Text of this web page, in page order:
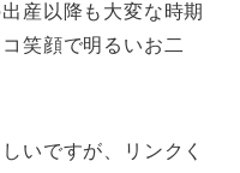
産以降も大変な時期
笑顔で明るいお二
いですが、リンクく